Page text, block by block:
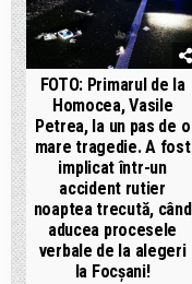
FOTO: Primarul de la
Homocea, Vasile
Petrea, la un pas de o
mare tragedie. A fost
implicat într-un
accident rutier
noaptea trecută, când
aducea procesele
verbale de la alegeri
la Focșani!